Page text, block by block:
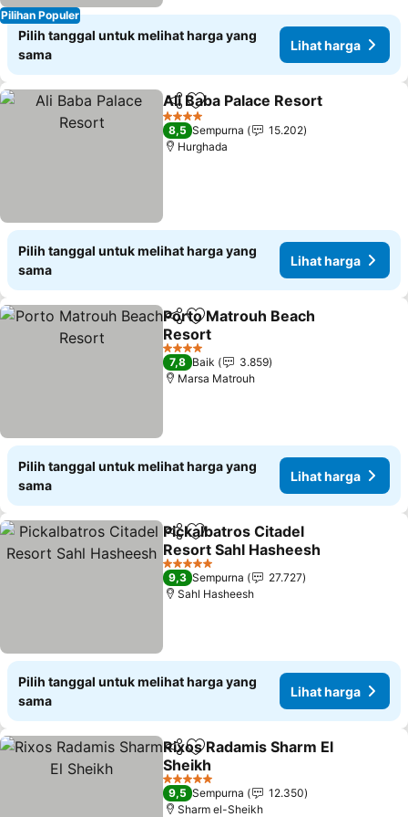
Pilihan Populer
Pilih tanggal untuk melihat harga yang
sama
Lihat harga
BagikanTambahkan ke favorit
Ali Baba Palace Resort
4 Bintang
8,5 Sempurna
15.202
Hurghada
Pilih tanggal untuk melihat harga yang
sama
Lihat harga
BagikanTambahkan ke favorit
Porto Matrouh Beach
Resort
4 Bintang
7,8 Baik
3.859
Marsa Matrouh
Pilih tanggal untuk melihat harga yang
sama
Lihat harga
BagikanTambahkan ke favorit
Pickalbatros Citadel
Resort Sahl Hasheesh
5 Bintang
9,3 Sempurna
27.727
Sahl Hasheesh
Pilih tanggal untuk melihat harga yang
sama
Lihat harga
BagikanTambahkan ke favorit
Rixos Radamis Sharm El
Sheikh
5 Bintang
9,5 Sempurna
12.350
Sharm el-Sheikh